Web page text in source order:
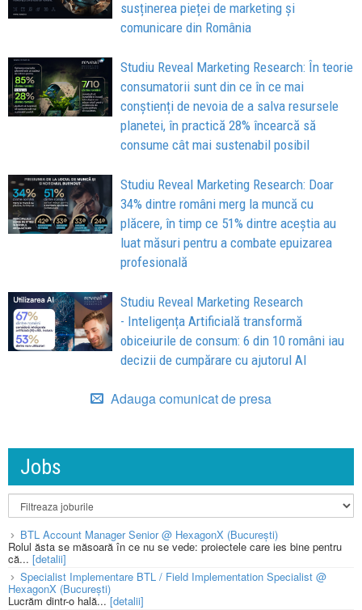
susținerea pieței de marketing și
comunicare din România
Studiu Reveal Marketing Research: În teorie
consumatorii sunt din ce în ce mai
conștienți de nevoia de a salva resursele
planetei, în practică 28% încearcă să
consume cât mai sustenabil posibil
Studiu Reveal Marketing Research: Doar
34% dintre români merg la muncă cu
plăcere, în timp ce 51% dintre aceștia au
luat măsuri pentru a combate epuizarea
profesională
Studiu Reveal Marketing Research
- Inteligența Artificială transformă
obiceiurile de consum: 6 din 10 români iau
decizii de cumpărare cu ajutorul AI
Adauga comunicat de presa
Jobs
BTL Account Manager Senior @ HexagonX (București)
Rolul ăsta se măsoară în ce nu se vede: proiectele care ies bine pentru
că... [detalii]
Specialist Implementare BTL / Field Implementation Specialist @
HexagonX (București)
Lucrăm dintr-o hală... [detalii]